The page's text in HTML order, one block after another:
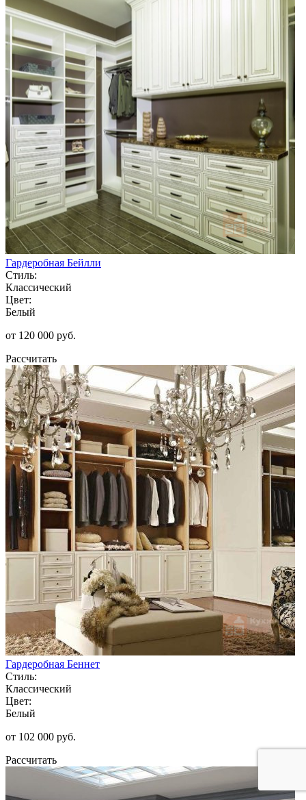
Гардеробная Бейлли
Стиль:
Классический
Цвет:
Белый
от 120 000 руб.
Рассчитать
Гардеробная Беннет
Стиль:
Классический
Цвет:
Белый
от 102 000 руб.
Рассчитать